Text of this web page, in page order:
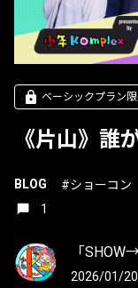
ベーシックプラン
《片山》誰
BLOG #ショーコン
1
「
2026/01/20